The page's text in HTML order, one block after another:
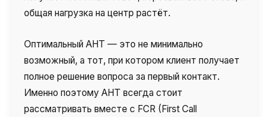
общая нагрузка на центр растёт.
Оптимальный AHT — это не минимально
возможный, а тот, при котором клиент получает
полное решение вопроса за первый контакт.
Именно поэтому AHT всегда стоит
рассматривать вместе с FCR (First Call